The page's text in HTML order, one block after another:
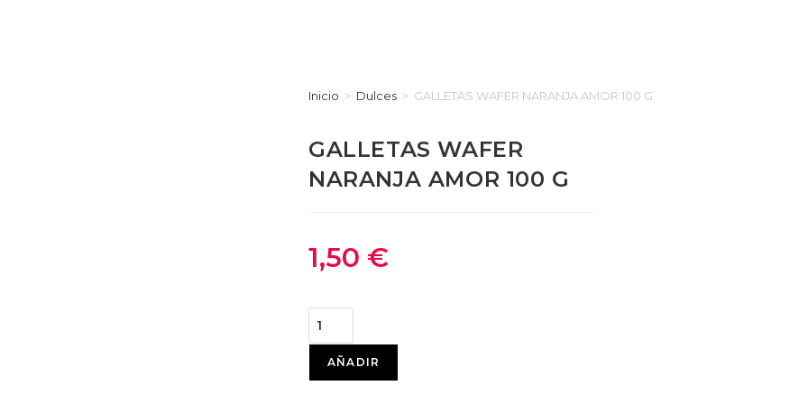
Inicio > Dulces > GALLETAS WAFER NARANJA AMOR 100 G
GALLETAS WAFER
NARANJA AMOR 100 G
1,50 €
AÑADIR